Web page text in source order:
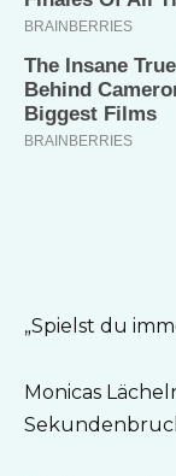
„Spielst du
Monicas